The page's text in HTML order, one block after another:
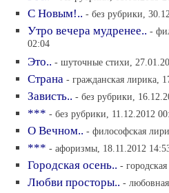
С Новым!.. - без рубрики,
Утро вечера мудренее.. -
02:04
Это.. - шуточные стихи,
Страна - гражданская лирика,
Зависть.. - без рубрики,
*** - без рубрики, 11.12.2012
О Вечном.. - философская
*** - афоризмы, 18.11.2012
Городская осень.. -
Любви просторы.. -